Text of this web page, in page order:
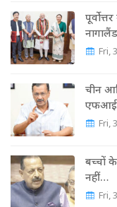
Fri,
चीन
Fri,
बच्चों
नहीं…
Fri,